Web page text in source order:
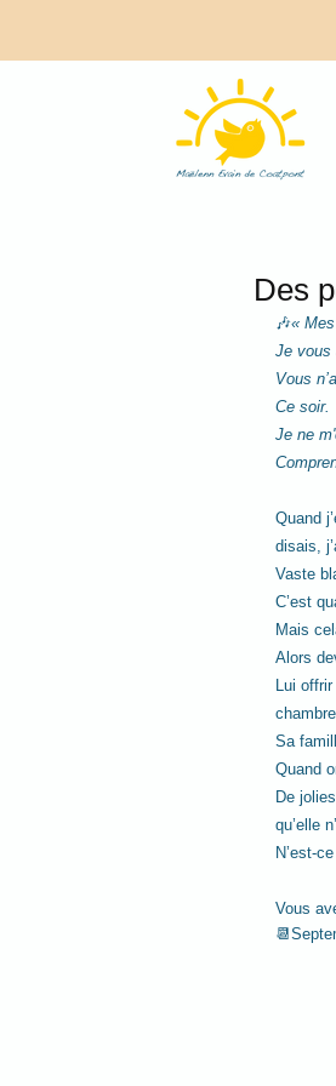
Des
🎶«
Je vous
Vous
Ce soir.
Je ne
Quand
disais,
Vaste
C’est
Mais
Alors
Lui
Sa
Quand
De
qu’elle
N’est-
Vous